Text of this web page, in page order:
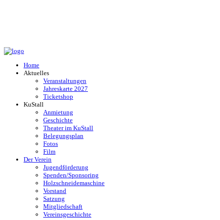
Home
Aktuelles
Veranstaltungen
Jahreskarte 2027
Ticketshop
KuStall
Anmietung
Geschichte
Theater im KuStall
Belegungsplan
Fotos
Film
Der Verein
Jugendförderung
Spenden/Sponsoring
Holzschneidemaschine
Vorstand
Satzung
Mitgliedschaft
Vereinsgeschichte